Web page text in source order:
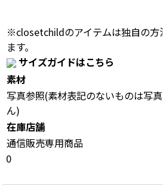
※closetchildのアイテムは独自の方
ます。
サイズガイドはこちら
素材
写真参照(素材表記のないものは写
ん)
在庫店舗
通信販売専用商品
0